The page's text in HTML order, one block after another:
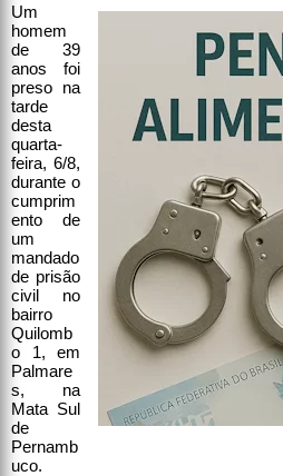
Um
homem
de 39
anos foi
preso na
tarde
desta
quarta-
feira, 6/8,
durante o
cumprim
ento de
um
mandado
de prisão
civil no
bairro
Quilomb
o 1, em
Palmare
s, na
Mata Sul
de
Pernamb
uco.